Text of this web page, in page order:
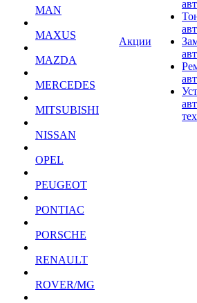
MAN
MAXUS
MAZDA
MERCEDES
MITSUBISHI
NISSAN
OPEL
PEUGEOT
PONTIAC
PORSCHE
RENAULT
ROVER/MG
Акции